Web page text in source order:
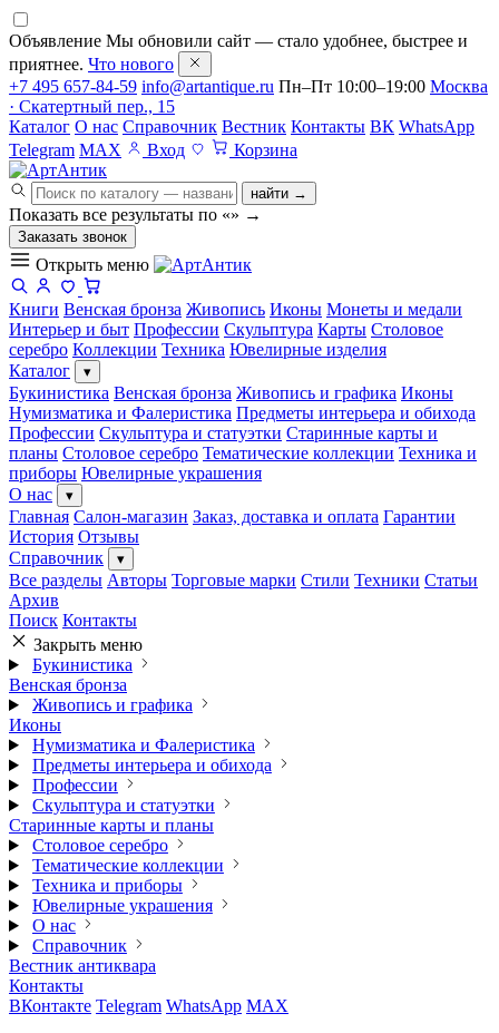
Объявление Мы обновили сайт — стало удобнее, быстрее и
приятнее. Что нового
+7 495 657-84-59 info@artantique.ru Пн–Пт 10:00–19:00 Москва
· Скатертный пер., 15
Каталог О нас Справочник Вестник Контакты ВК WhatsApp
Telegram MAX Вход Корзина
найти →
Показать все результаты по «» →
Заказать звонок
Открыть меню
Книги Венская бронза Живопись Иконы Монеты и медали
Интерьер и быт Профессии Скульптура Карты Столовое
серебро Коллекции Техника Ювелирные изделия
Каталог
▾
Букинистика Венская бронза Живопись и графика Иконы
Нумизматика и Фалеристика Предметы интерьера и обихода
Профессии Скульптура и статуэтки Старинные карты и
планы Столовое серебро Тематические коллекции Техника и
приборы Ювелирные украшения
О нас
▾
Главная Салон-магазин Заказ, доставка и оплата Гарантии
История Отзывы
Справочник
▾
Все разделы Авторы Торговые марки Стили Техники Статьи
Архив
Поиск Контакты
Закрыть меню
Букинистика
Венская бронза
Живопись и графика
Иконы
Нумизматика и Фалеристика
Предметы интерьера и обихода
Профессии
Скульптура и статуэтки
Старинные карты и планы
Столовое серебро
Тематические коллекции
Техника и приборы
Ювелирные украшения
О нас
Справочник
Вестник антиквара
Контакты
ВКонтакте Telegram WhatsApp MAX